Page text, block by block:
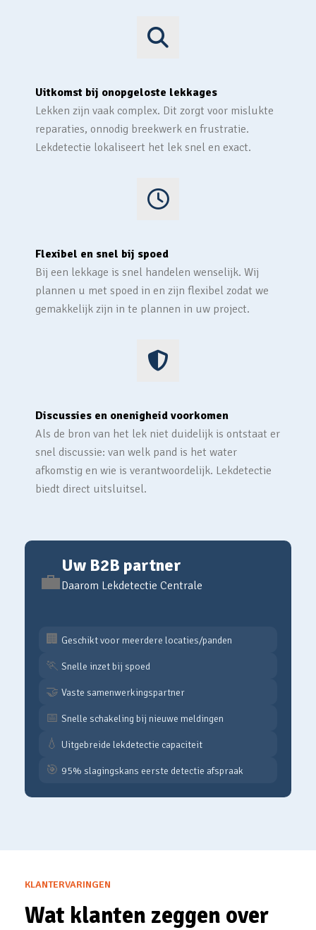
Uitkomst bij onopgeloste lekkages
Lekken zijn vaak complex. Dit zorgt voor mislukte
reparaties, onnodig breekwerk en frustratie.
Lekdetectie lokaliseert het lek snel en exact.
Flexibel en snel bij spoed
Bij een lekkage is snel handelen wenselijk. Wij
plannen u met spoed in en zijn flexibel zodat we
gemakkelijk zijn in te plannen in uw project.
Discussies en onenigheid voorkomen
Als de bron van het lek niet duidelijk is ontstaat er
snel discussie: van welk pand is het water
afkomstig en wie is verantwoordelijk. Lekdetectie
biedt direct uitsluitsel.
💼
Uw B2B partner
Daarom Lekdetectie Centrale
🏢 Geschikt voor meerdere locaties/panden
🏃 Snelle inzet bij spoed
🤝 Vaste samenwerkingspartner
📅 Snelle schakeling bij nieuwe meldingen
💧 Uitgebreide lekdetectie capaciteit
🎯 95% slagingskans eerste detectie afspraak
KLANTERVARINGEN
Wat klanten zeggen over